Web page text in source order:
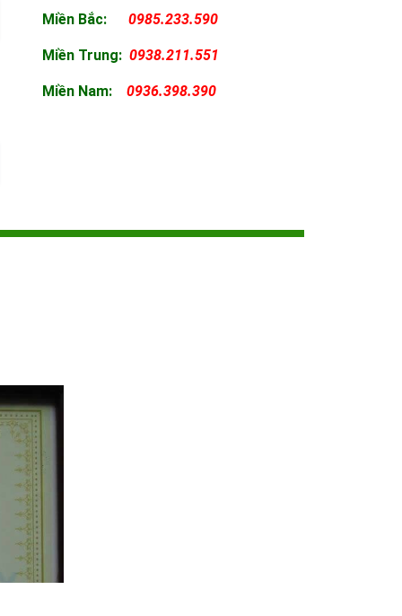
Miền Bắc: 0985.233.590
MiềnTrung: 0938.211.551
MiềnNam: 0936.398.390